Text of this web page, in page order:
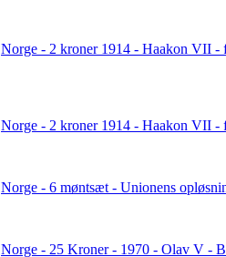
Norge - 2 kroner 1914 - Haakon VII
Norge - 2 kroner 1914 - Haakon VII
Norge - 6 møntsæt - Unionens
Norge - 25 Kroner - 1970 - Olav V -